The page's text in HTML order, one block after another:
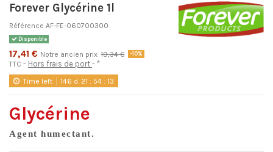
Forever Glycérine 1l
Référence AF-FE-060700300
Disponible
17,41 € Notre ancien prix 19,34 € -10%
TTC Hors frais de port *
Time left 146 d. 21 : 54 : 13
Glycérine
Agent humectant.